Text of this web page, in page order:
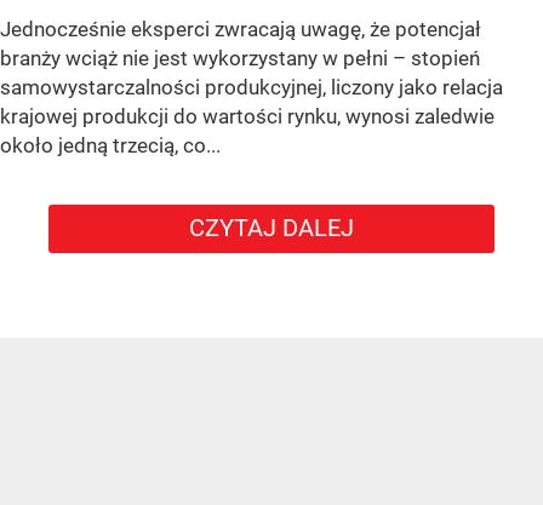
Jednocześnie eksperci zwracają uwagę, że potencjał
branży wciąż nie jest wykorzystany w pełni – stopień
samowystarczalności produkcyjnej, liczony jako relacja
krajowej produkcji do wartości rynku, wynosi zaledwie
około jedną trzecią, co...
CZYTAJ DALEJ